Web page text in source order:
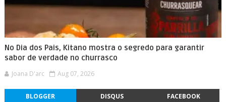
No Dia dos Pais, Kitano mostra o segredo para garantir
sabor de verdade no churrasco
Joana D'arc Aug 07, 2026
BLOGGER DISQUS FACEBOOK